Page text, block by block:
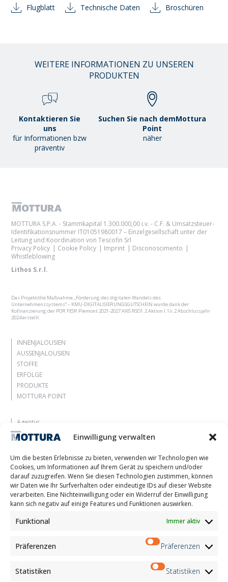
Einwilligung verwalten
Um die besten Erlebnisse zu bieten, verwenden wir Technologien wie
Cookies, um Informationen auf Ihrem Gerät zu speichern und/oder
darauf zuzugreifen. Wenn Sie diesen Technologien zustimmen, können
wir Daten wie Ihr Surfverhalten oder eindeutige IDs auf dieser Website
verarbeiten. Eine Nichteinwilligung oder ein Widerruf der Einwilligung
kann sich negativ auf einige Features und Funktionen auswirken.
Funktional Immer aktiv
Präferenzen Präferenzen
Statistiken Statistiken
Flugblatt Technische Daten Broschüren
WEITERE INFORMATIONEN ZU UNSEREN
PRODUKTEN
Kontaktieren Sie
uns
für Informationen bzw
präventiv
Suchen Sie nach demMottura
Point
näher
MOTTURA S.P.A. - Stammkapital 1.300.000,00 i.v. - C.F. & Umsatzsteuer-
Identifikationsnummer IT01051980017 – Einzelgesellschaft unter der
Leitung und Koordination von Tescofin Srl
Privacy Policy
Cookie Policy Imprint
Disconoscimento
Whistleblowing
Lithos S.r.l.
Das Projekt/die Maßnahme „Förderung des digitalen Wandels des
Unternehmenssystems“ – KMU-DIGITALISIERUNGSGUTSCHEIN wurde dank der
Kofinanzierung der POR FESR Piemont 2021-2027 AXIS RSO1.2 Aktion I.1ii.2 Abschlussjahr
2024 erstellt
INNENJALOUSIEN
AUSSENJALOUSIEN
STOFFE
ERFOLGE
PRODUKTE
MOTTURA POINT
Agentur
Lassen Sie sich inspirieren
Kontakte
Arbeite mit uns
Reservierter Bereich
Zertifizierungen
M2Net
Child Safety
Customer Information
Information for Candidates
Newsletter Information